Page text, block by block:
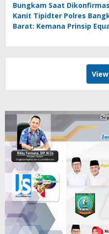
Bungkam Saat
Kanit Tipidter Polres
Barat: Kemana Prinsip